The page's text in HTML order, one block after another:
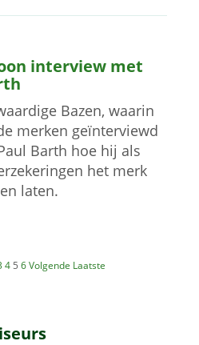
interview met
Bazen, waarin
merken geïnterviewd
Barth hoe hij als
het merk
laten.
interview met CEO Peter Paul
4 5 6Volgende Laatste